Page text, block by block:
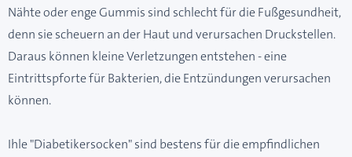
Nähte oder enge Gummis sind schlecht für die Fußgesundheit,
denn sie scheuern an der Haut und verursachen Druckstellen.
Daraus können kleine Verletzungen entstehen - eine
Eintrittspforte für Bakterien, die Entzündungen verursachen
können.
Ihle "Diabetikersocken" sind bestens für die empfindlichen